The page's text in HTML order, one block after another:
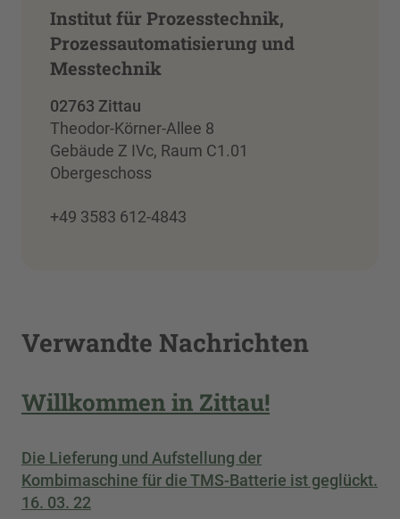
Institut für Prozesstechnik,
Prozessautomatisierung und
Messtechnik
02763 Zittau
Theodor-Körner-Allee 8
Gebäude Z IVc, Raum C1.01
Obergeschoss
+49 3583 612-4843
Verwandte Nachrichten
Willkommen in Zittau!
Die Lieferung und Aufstellung der
Kombimaschine für die TMS-Batterie ist geglückt.
16. 03. 22